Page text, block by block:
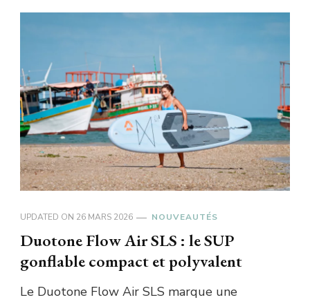
UPDATED ON 26 MARS 2026 NOUVEAUTÉS
Duotone Flow Air SLS : le SUP
gonflable compact et polyvalent
Le Duotone Flow Air SLS marque une